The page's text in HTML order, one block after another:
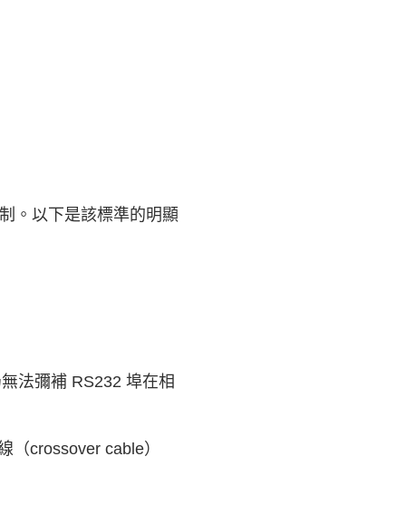
。以下是該標準的明顯
法彌補 RS232 埠在相
（crossover cable）